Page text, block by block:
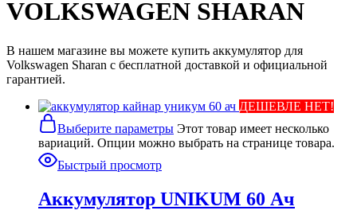
VOLKSWAGEN SHARAN
В нашем магазине вы можете купить аккумулятор для
Volkswagen Sharan с бесплатной доставкой и официальной
гарантией.
ДЕШЕВЛЕ НЕТ!
Выберите параметры Этот товар имеет несколько
вариаций. Опции можно выбрать на странице товара.
Быстрый просмотр
Аккумулятор UNIKUM 60 Ач